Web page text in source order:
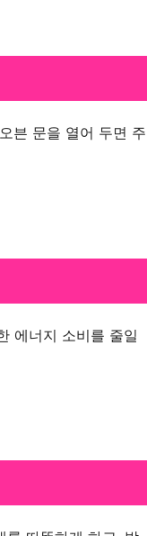
븐 문을 열어 두면 주
에너지 소비를 줄일